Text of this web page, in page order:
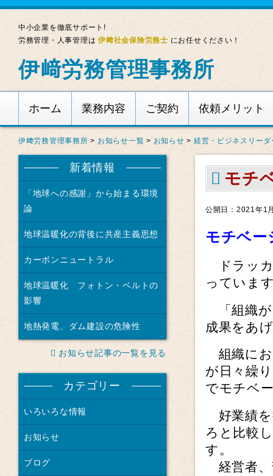
中小企業を徹底サポート!
労務管理・人事管理は伊﨑社会保険労務士 にお任せください！
伊﨑労務管理事務所
ホーム 業務内容 ご契約 依頼メリット
伊﨑労務管理事務所 > お知らせ一覧 > お知らせ > 経営・ビジネスリーダ
モチ
公開日：2021年1
モチベー
ドラッ
っていま
「組織が
成果をあ
組織にお
が日々繰
でモチベ
好業績を
ろと比較
す。
経営者、
新着情報
「地球への感謝」から始まる環境
論
地球温暖化の背後に共産主義思想
カーボンニュートラル
地球温暖化 フォトン・ベルトの
影響
地熱発電、ダム建設の危険性
お知らせ記事の一覧を見る
カテゴリー
いろいろな情報
お知らせ
ブログ